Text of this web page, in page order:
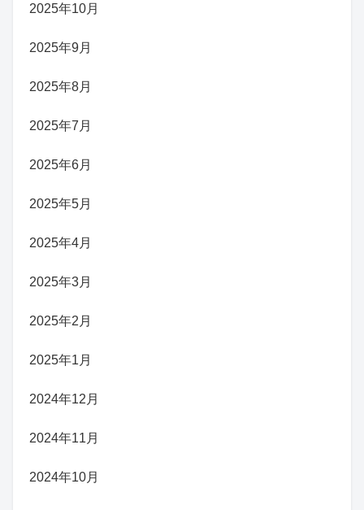
2025年10月
2025年9月
2025年8月
2025年7月
2025年6月
2025年5月
2025年4月
2025年3月
2025年2月
2025年1月
2024年12月
2024年11月
2024年10月